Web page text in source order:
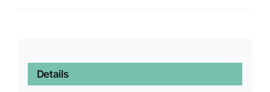
Details